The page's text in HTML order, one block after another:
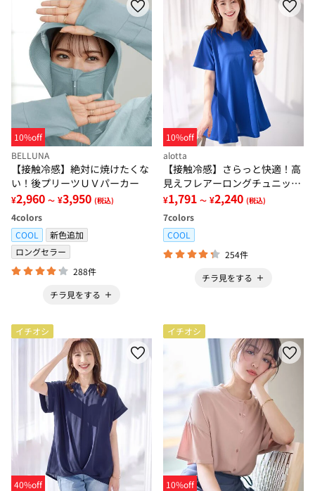
10%off
BELLUNA
【接触冷感】絶対に焼けたくな
い！後プリーツＵＶパーカー
¥2,960 ～ ¥3,950 (税込)
4colors
COOL
新色追加
ロングセラー
288件
チラ見をする
10%off
alotta
【接触冷感】さらっと快適！高
見えフレアーロングチュニック
Ｔシャツ
¥1,791 ～ ¥2,240 (税込)
7colors
COOL
254件
チラ見をする
イチオシ
40%off
イチオシ
10%off